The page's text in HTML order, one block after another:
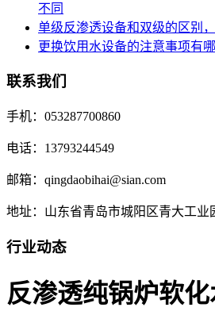
不同
单级反渗透设备和双级的区别，
更换饮用水设备的注意事项有
联系我们
手机：053287700860
电话：13793244549
邮箱：qingdaobihai@sian.com
地址：山东省青岛市城阳区青大工业
行业动态
反渗透纯锅炉软